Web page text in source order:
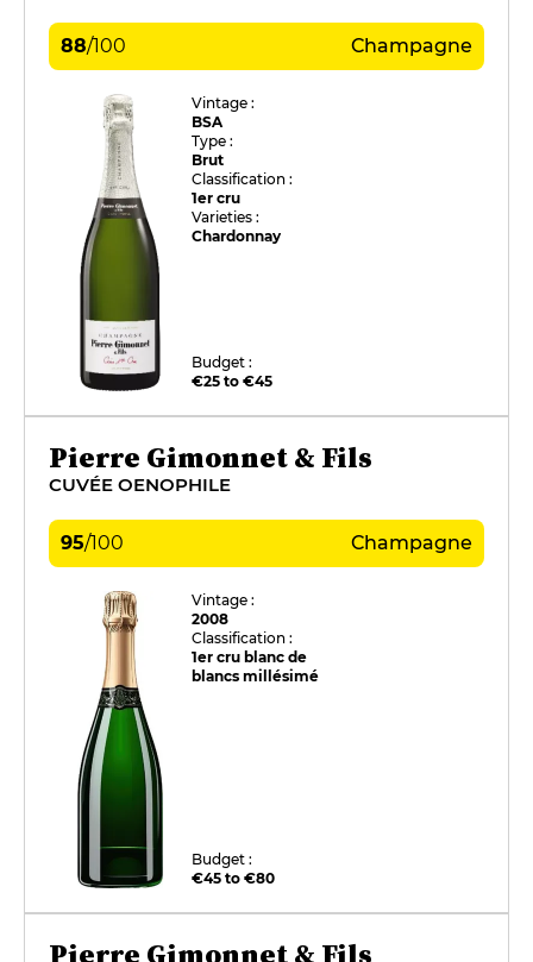
88/100 Champagne
Vintage :
BSA
Type :
Brut
Classification :
1er cru
Varieties :
Chardonnay
Budget :
€25 to €45
Pierre Gimonnet & Fils
CUVÉE OENOPHILE
95/100 Champagne
Vintage :
2008
Classification :
1er cru blanc de
blancs millésimé
Budget :
€45 to €80
Pierre Gimonnet & Fils